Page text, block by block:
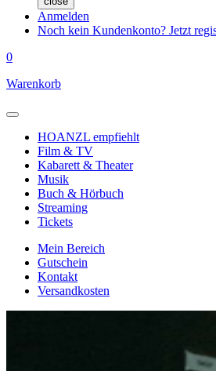
Anmelden
Noch kein Kundenkonto? Jetzt
0
Warenkorb
HOANZL empfiehlt
Film & TV
Kabarett & Theater
Musik
Buch & Hörbuch
Streaming
Tickets
Mein Bereich
Gutschein
Kontakt
Versandkosten